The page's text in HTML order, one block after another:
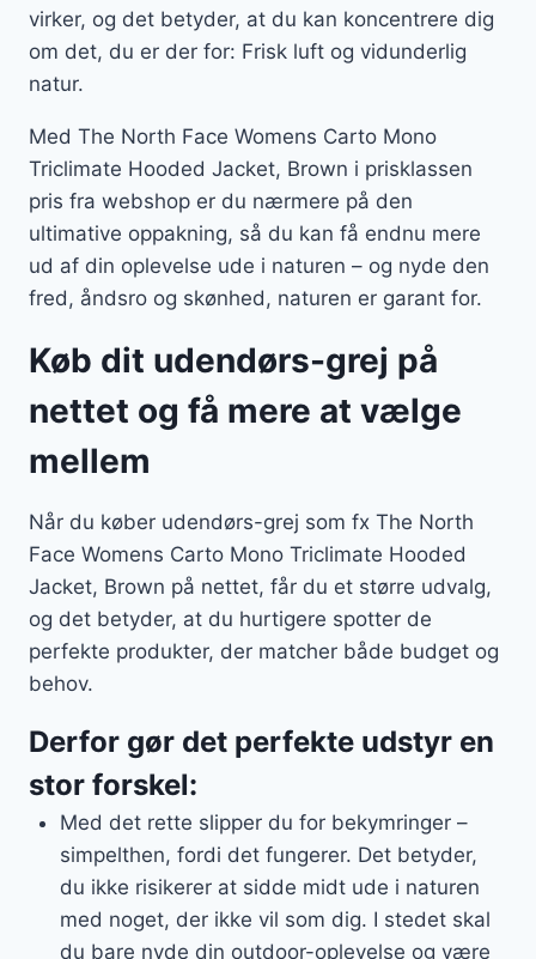
virker, og det betyder, at du kan koncentrere dig
om det, du er der for: Frisk luft og vidunderlig
natur.
Med The North Face Womens Carto Mono
Triclimate Hooded Jacket, Brown i prisklassen
pris fra webshop er du nærmere på den
ultimative oppakning, så du kan få endnu mere
ud af din oplevelse ude i naturen – og nyde den
fred, åndsro og skønhed, naturen er garant for.
Køb dit udendørs-grej på
nettet og få mere at vælge
mellem
Når du køber udendørs-grej som fx The North
Face Womens Carto Mono Triclimate Hooded
Jacket, Brown på nettet, får du et større udvalg,
og det betyder, at du hurtigere spotter de
perfekte produkter, der matcher både budget og
behov.
Derfor gør det perfekte udstyr en
stor forskel:
Med det rette slipper du for bekymringer –
simpelthen, fordi det fungerer. Det betyder,
du ikke risikerer at sidde midt ude i naturen
med noget, der ikke vil som dig. I stedet skal
du bare nyde din outdoor-oplevelse og være